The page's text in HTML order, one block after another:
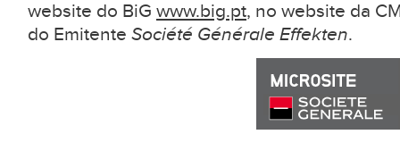
website do BiG www.big.pt, no website da
do Emitente Société Générale Effekten.